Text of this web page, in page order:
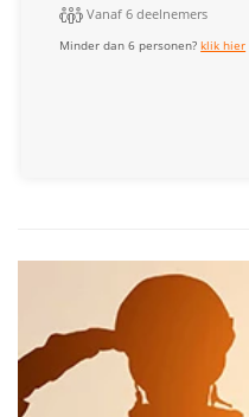
Vanaf 6 deelnemers
Minder dan 6 personen?klik hier